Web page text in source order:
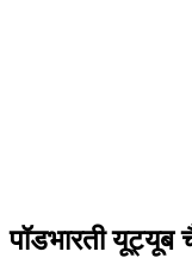
पॉडभारती